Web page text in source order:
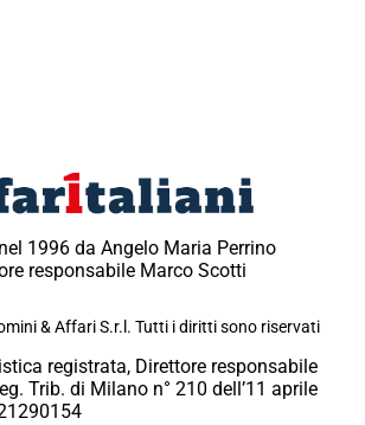
1996 da Angelo Maria Perrino
responsabile Marco Scotti
& Affari S.r.l. Tutti i diritti sono riservati
registrata, Direttore responsabile
Trib. di Milano n° 210 dell’11 aprile